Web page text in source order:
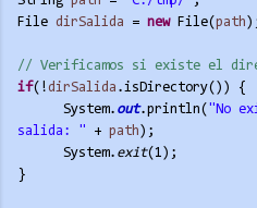
File dirSalida = new File(path
// Verificamos si existe el
if(!dirSalida .isDirectory()) {
System. out.println( "No
salida: " + path );
System. exit(1);
}